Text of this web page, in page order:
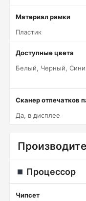
Материал рамки
Пластик
Доступные цвета
Белый, Черный,
Сканер отпечатков
Да, в дисплее
Процессор
Чипсет